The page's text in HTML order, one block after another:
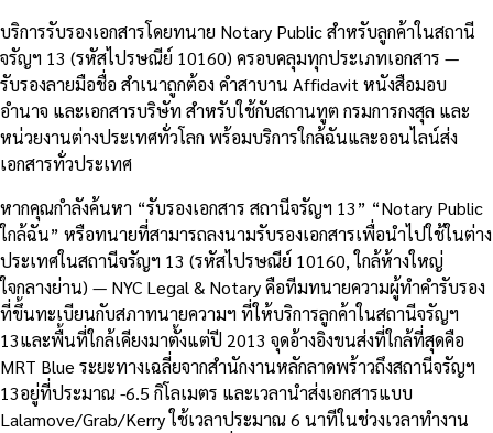
บริการรับรองเอกสารโดยทนาย Notary Public สำหรับลูกค้าในสถานี
จรัญฯ 13 (รหัสไปรษณีย์ 10160) ครอบคลุมทุกประเภทเอกสาร —
รับรองลายมือชื่อ สำเนาถูกต้อง คำสาบาน Affidavit หนังสือมอบ
อำนาจ และเอกสารบริษัท สำหรับใช้กับสถานทูต กรมการกงสุล และ
หน่วยงานต่างประเทศทั่วโลก พร้อมบริการใกล้ฉันและออนไลน์ส่ง
เอกสารทั่วประเทศ
หากคุณกำลังค้นหา “รับรองเอกสาร สถานีจรัญฯ 13” “Notary Public
ใกล้ฉัน” หรือทนายที่สามารถลงนามรับรองเอกสารเพื่อนำไปใช้ในต่าง
ประเทศในสถานีจรัญฯ 13 (รหัสไปรษณีย์ 10160, ใกล้ห้างใหญ่
ใจกลางย่าน) — NYC Legal & Notary คือทีมทนายความผู้ทำคำรับรอง
ที่ขึ้นทะเบียนกับสภาทนายความฯ ที่ให้บริการลูกค้าในสถานีจรัญฯ
13และพื้นที่ใกล้เคียงมาตั้งแต่ปี 2013 จุดอ้างอิงขนส่งที่ใกล้ที่สุดคือ
MRT Blue ระยะทางเฉลี่ยจากสำนักงานหลักลาดพร้าวถึงสถานีจรัญฯ
13อยู่ที่ประมาณ -6.5 กิโลเมตร และเวลานำส่งเอกสารแบบ
Lalamove/Grab/Kerry ใช้เวลาประมาณ 6 นาทีในช่วงเวลาทำงาน